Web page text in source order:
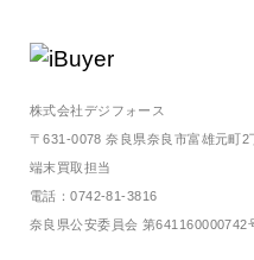
株式会社デジフォース
〒631-0078 奈良県奈良市富雄元町
端末買取担当
電話：0742-81-3816
奈良県公安委員会 第641160000742